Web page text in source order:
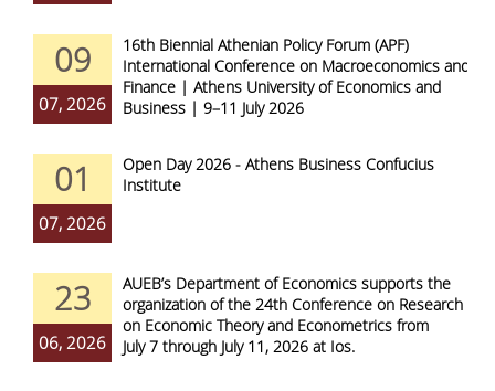
09
07, 2026
16th Biennial Athenian Policy Forum (APF)
International Conference on Macroeconomics and
Finance | Athens University of Economics and
Business | 9–11 July 2026
01
07, 2026
Open Day 2026 - Athens Business Confucius
Institute
23
06, 2026
AUEB’s Department of Economics supports the
organization of the 24th Conference on Research
on Economic Theory and Econometrics from
July 7 through July 11, 2026 at Ios.